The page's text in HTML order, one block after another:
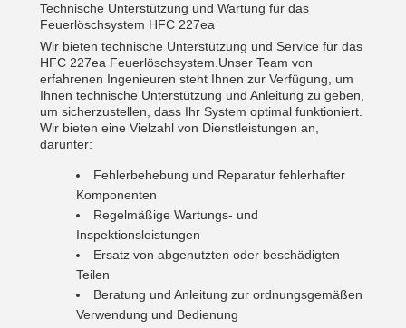
Technische Unterstützung und Wartung für das
Feuerlöschsystem HFC 227ea
Wir bieten technische Unterstützung und Service für das
HFC 227ea Feuerlöschsystem.Unser Team von
erfahrenen Ingenieuren steht Ihnen zur Verfügung, um
Ihnen technische Unterstützung und Anleitung zu geben,
um sicherzustellen, dass Ihr System optimal funktioniert.
Wir bieten eine Vielzahl von Dienstleistungen an,
darunter:
Fehlerbehebung und Reparatur fehlerhafter
Komponenten
Regelmäßige Wartungs- und
Inspektionsleistungen
Ersatz von abgenutzten oder beschädigten
Teilen
Beratung und Anleitung zur ordnungsgemäßen
Verwendung und Bedienung